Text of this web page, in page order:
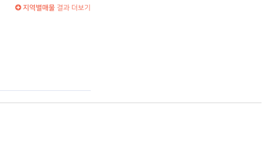
지역별매물 결과 더보기